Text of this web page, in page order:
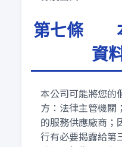
第七條
資
本公司可能將您的
方：法律主管機關
的服務供應廠商；
行有必要揭露給第